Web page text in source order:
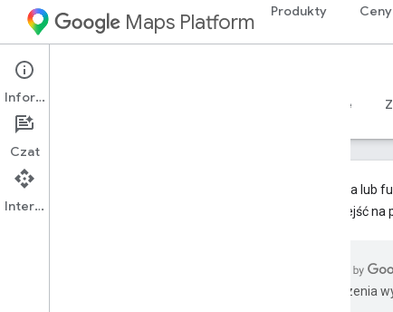
Maps Platform Produkty Ceny
iOS
Przewodniki
Sample
Ta usługa lub
Aby przejść
Tłumaczenia
Informacje
Czat
Interfejs API